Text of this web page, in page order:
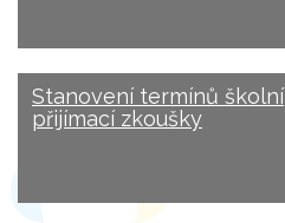
Stanovení termínů školní
přijímací zkoušky